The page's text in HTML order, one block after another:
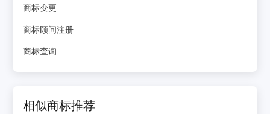
商标变更
商标顾问注册
商标查询
相似商标推荐